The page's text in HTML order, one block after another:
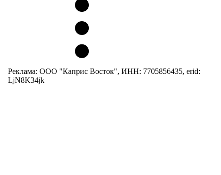
Реклама: ООО "Каприс Восток", ИНН: 7705856435, erid:
LjN8K34jk